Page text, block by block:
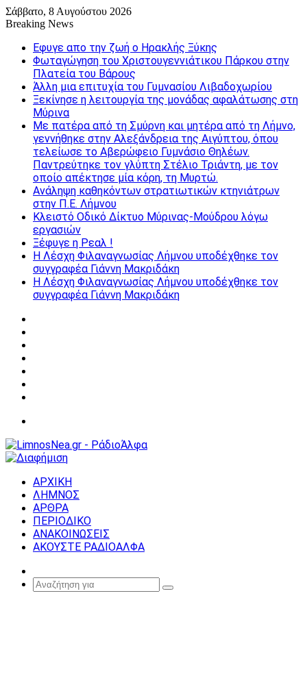
Σάββατο, 8 Αυγούστου 2026
Breaking News
Εφυγε απο την ζωή o Ηρακλής Ξύκης
Φωταγώγηση του Χριστουγεννιάτικου Πάρκου στην
Πλατεία του Βάρους
Άλλη μια επιτυχία του Γυμνασίου Λιβαδοχωρίου
Ξεκίνησε η λειτουργία της μονάδας αφαλάτωσης στη
Μύρινα
Με πατέρα από τη Σμύρνη και μητέρα από τη Λήμνο,
γεννήθηκε στην Αλεξάνδρεια της Αιγύπτου, όπου
τελείωσε το Αβερώφειο Γυμνάσιο Θηλέων.
Παντρεύτηκε τον γλύπτη Στέλιο Τριάντη, με τον
οποίο απέκτησε μία κόρη, τη Μυρτώ.
Ανάληψη καθηκόντων στρατιωτικών κτηνιάτρων
στην Π.Ε. Λήμνου
Κλειστό Οδικό Δίκτυο Μύρινας-Μούδρου λόγω
εργασιών
Ξέφυγε η Ρεαλ !
Η Λέσχη Φιλαναγνωσίας Λήμνου υποδέχθηκε τον
συγγραφέα Γιάννη Μακριδάκη
Η Λέσχη Φιλαναγνωσίας Λήμνου υποδέχθηκε τον
συγγραφέα Γιάννη Μακριδάκη
ΑΡΧΙΚΗ
ΛΗΜΝΟΣ
ΑΡΘΡΑ
ΠΕΡΙΟΔΙΚΟ
ΑΝΑΚΟΙΝΩΣΕΙΣ
ΑΚΟΥΣΤΕ ΡΑΔΙΟΑΛΦΑ
Article
Αναζήτηση